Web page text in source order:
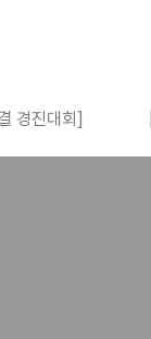
경진대회]